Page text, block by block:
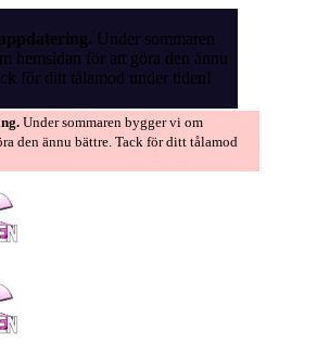
Under sommaren
hemsidan för att göra den ännu
för ditt tålamod under tiden!
Under sommaren bygger vi om
den ännu bättre. Tack för ditt tålamod